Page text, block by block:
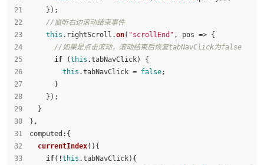
    });
//监听右边滚动结束事件
this . rightScroll .on( "scrollEnd" , pos => {
//如果是点击滚动，滚动结束后恢复tabNavClick为false
if (this .tabNavClick) {
this .tabNavClick = false;
      }
    });
  }
},
computed :{
currentIndex( ){
if(!this .tabNavClick){